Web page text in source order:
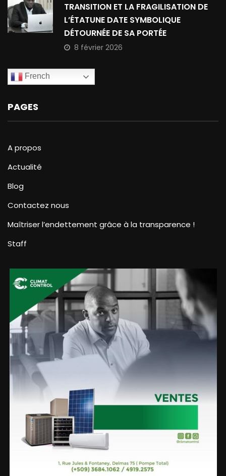
TRANSITION ET LA FRAGILISATION DE
L’ÉTATUNE DATE SYMBOLIQUE
DÉTOURNÉE DE SA PORTÉE
8 février 2026
French
PAGES
A propos
Actualité
Blog
Contactez nous
Maîtriser l’endettement grâce à la transparence !
Staff